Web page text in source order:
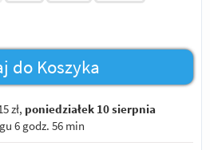
do Koszyka
zł, poniedziałek 10 sierpnia
6 godz. 56 min